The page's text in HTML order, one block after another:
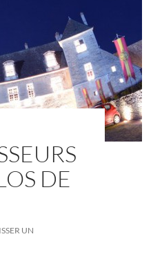
DE
UN